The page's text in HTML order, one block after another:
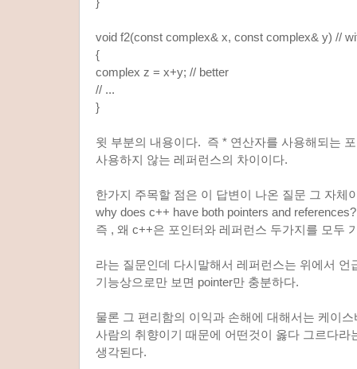
void f2(const complex& x, const complex& y) //
{
complex z = x+y; // better
// ...
}
윗 부분의 내용이다. 즉 * 연산자를 사용해되는
사용하지 않는 레퍼런스의 차이이다.
한가지 주목할 점은 이 답변이 나온 질문 그 자체
why does c++ have both pointers and references?
즉 , 왜 c++은 포인터와 레퍼런스 두가지를 모두
라는 질문인데 다시말해서 레퍼런스는 위에서 언
기능상으로만 보면 pointer만 충분하다.
물론 그 편리함의 이익과 손해에 대해서는 케이
사람의 취향이기 때문에 어떤것이 옳다 그르다라
생각된다.